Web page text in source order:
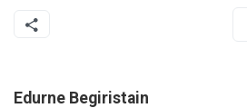
Edurne Begiristain